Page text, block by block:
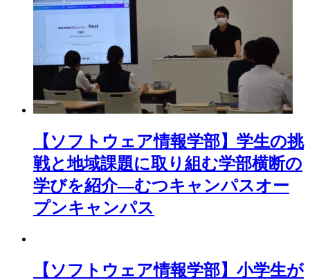
【ソフトウェア情報学部】学生の挑
戦と地域課題に取り組む学部横断の
学びを紹介―むつキャンパスオー
プンキャンパス
【ソフトウェア情報学部】小学生が